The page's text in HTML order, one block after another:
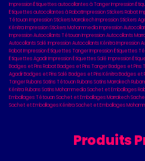
Produits
Impression Étiquettes autocollantes à TangerImpression
Étiquettes autocollantes à RabatImpression Stickers Rabat
TétouanImpression Stickers MarrakechImpression Stickers
KénitraImpression Stickers MohammediaImpression
Impression Autocollants TétouanImpression Autocollants
Autocollants Salé Impression Autocollants KénitraImpression
RabatImpression Étiquettes TangerImpression Étiquettes
Étiquettes AgadirImpression Étiquettes Salé Impression
Badges et Pins RabatBadges et Pins TangerBadges et Pins
AgadirBadges et Pins Salé Badges et Pins KénitraBadges et
TangerRubans Satins TétouanRubans Satins Marrakech
KénitraRubans Satins MohammediaSachet et Emballages
Emballages TétouanSachet et Emballages Marrakech
Sachet et Emballages KénitraSachet et Emballages